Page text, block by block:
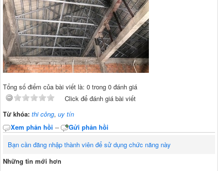
Tổng số điểm của bài viết là: 0 trong 0 đánh giá
Click để đánh giá bài viết
Từ khóa: thi công, uy tín
Xem phản hồi --
Gửi phản hồi
Bạn cần đăng nhập thành viên để sử dụng chức năng này
Những tin mới hơn